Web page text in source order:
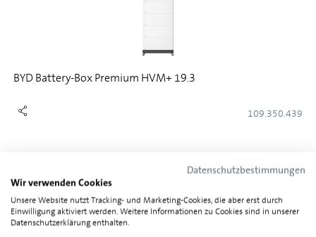
BYD Battery-Box Premium HVM+ 19.3
109.350.439
Datenschutzbestimmungen
Wir verwenden Cookies
Unsere Website nutzt Tracking- und Marketing-Cookies, die aber erst durch
Einwilligung aktiviert werden. Weitere Informationen zu Cookies sind in unserer
Datenschutzerklärung enthalten.